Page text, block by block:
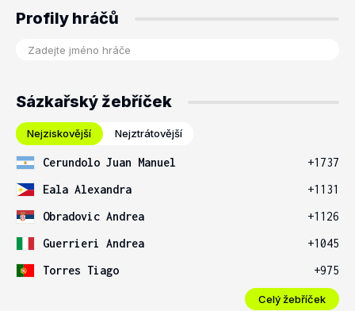
Profily hráčů
Sázkařský žebříček
Nejziskovější Nejztrátovější
Cerundolo Juan Manuel
+1737
Eala Alexandra
+1131
Obradovic Andrea
+1126
Guerrieri Andrea
+1045
Torres Tiago
+975
Celý žebříček